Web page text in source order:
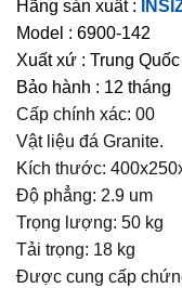
Hãng sản xuất :
Model : 6900-142
Xuất xứ : Trung Quốc
Bảo hành : 12 tháng
Cấp chính xác: 00
Vật liệu đá Granite.
Kích thước:
Độ phẳng: 2.9 um
Trọng lượng: 50 kg
Tải trọng: 18 kg
Được cung cấp